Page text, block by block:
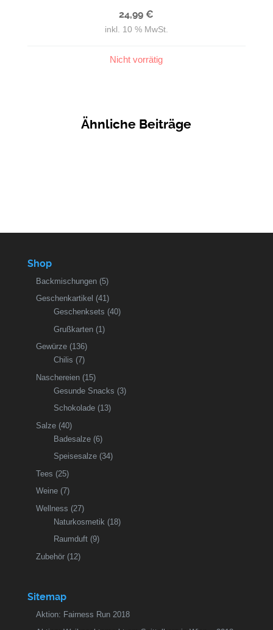
24,99€
inkl. 10 % MwSt.
Nicht vorrätig
Ähnliche Beiträge
Shop
Backmischungen (5)
Geschenkartikel (41)
Geschenksets (40)
Grußkarten (1)
Gewürze (136)
Chilis (7)
Naschereien (15)
Gesunde Snacks (3)
Schokolade (13)
Salze (40)
Badesalze (6)
Speisesalze (34)
Tees (25)
Weine (7)
Wellness (27)
Naturkosmetik (18)
Raumduft (9)
Zubehör (12)
Sitemap
Aktion: Fairness Run 2018